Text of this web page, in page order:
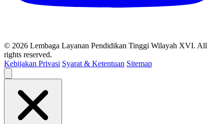
© 2026 Lembaga Layanan Pendidikan Tinggi Wilayah XVI. All
rights reserved.
Kebijakan Privasi Syarat & Ketentuan Sitemap